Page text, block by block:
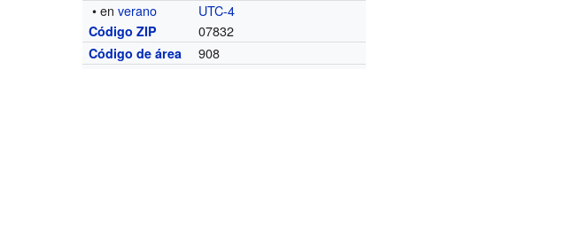
• enverano UTC-4
Código ZIP 07832
Código de área 908